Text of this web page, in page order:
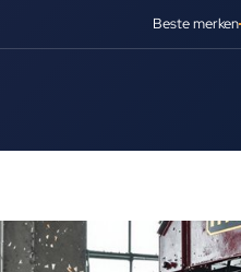
Beste merken